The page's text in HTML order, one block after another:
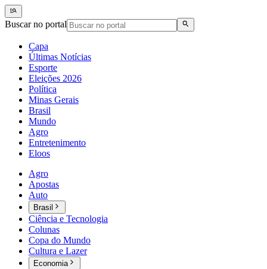
Buscar no portal
Capa
Últimas Notícias
Esporte
Eleições 2026
Política
Minas Gerais
Brasil
Mundo
Agro
Entretenimento
Eloos
Agro
Apostas
Auto
Brasil
Ciência e Tecnologia
Colunas
Copa do Mundo
Cultura e Lazer
Economia